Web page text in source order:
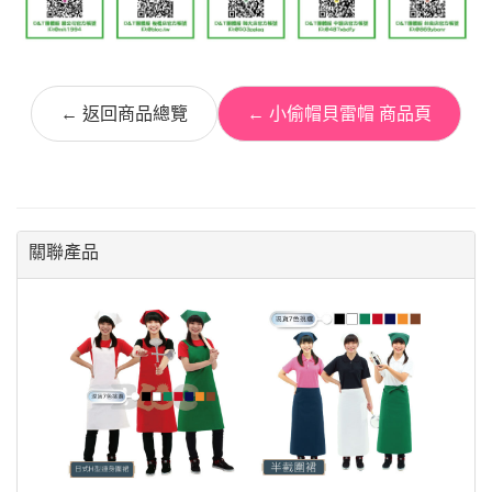
← 返回商品總覽 ← 小偷帽貝雷帽 商品頁
關聯產品